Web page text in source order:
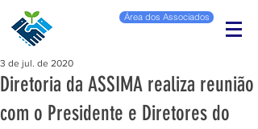
Área dos Associados
Diretoria da ASSIMA realiza reunião
com o Presidente e Diretores do
3 de jul. de 2020